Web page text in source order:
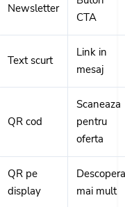
Newsletter
CTA
Text scurt
Link in
mesaj
QR cod
Scaneaza
pentru
oferta
QR pe
display
Descopera
mai mult